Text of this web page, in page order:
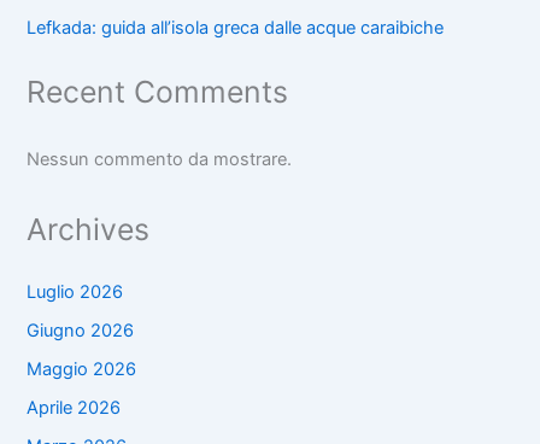
Lefkada: guida all’isola greca dalle acque caraibiche
Recent Comments
Nessun commento da mostrare.
Archives
Luglio 2026
Giugno 2026
Maggio 2026
Aprile 2026